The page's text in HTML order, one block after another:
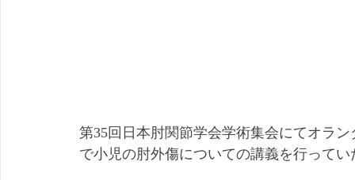
第35回日本肘関節学会学術集会にてオラン
で小児の肘外傷についての講義を行って